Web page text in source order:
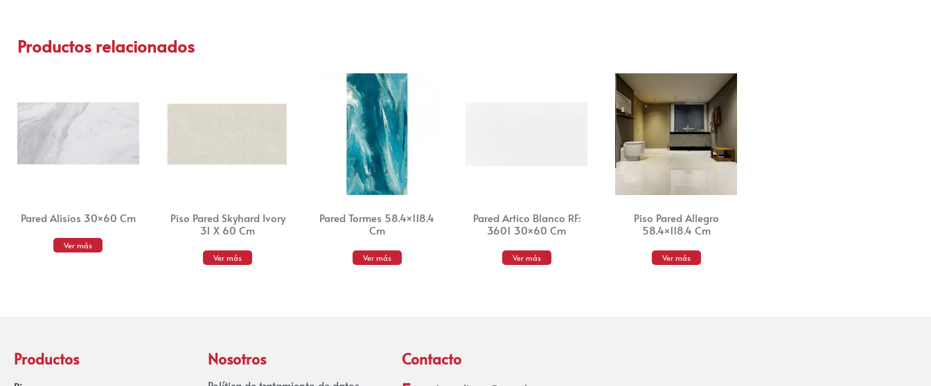
Productos relacionados
Pared Alisios 30×60 Cm
Ver más
Piso Pared Skyhard Ivory
31 X 60 Cm
Ver más
Pared Tormes 58.4×118.4
Cm
Ver más
Pared Artico Blanco RF:
3601 30×60 Cm
Ver más
Piso Pared Allegro
58.4×118.4 Cm
Ver más
Productos Nosotros Contacto